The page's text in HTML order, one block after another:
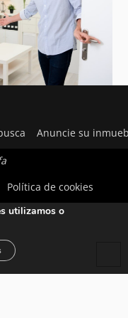
Anuncie su
Política de cookies
experiencia en
utilizamos o